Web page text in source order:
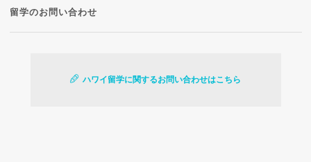
留学のお問い合わせ
ハワイ留学に関するお問い合わせはこちら